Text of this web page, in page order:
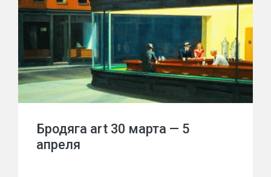
Бродяга art 30 марта — 5
апреля